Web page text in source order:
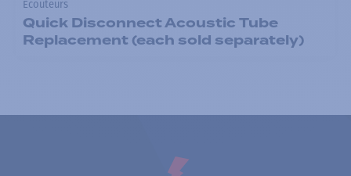
Écouteurs
Quick Disconnect Acoustic Tube
Replacement (each sold separately)